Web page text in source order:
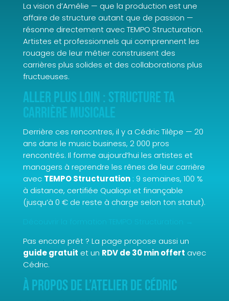
La vision d’Amélie — que la production est une
affaire de structure autant que de passion —
résonne directement avec TEMPO Structuration.
Artistes et professionnels qui comprennent les
rouages de leur métier construisent des
carrières plus solides et des collaborations plus
fructueuses.
Aller plus loin : structure ta
carrière musicale
Derrière ces rencontres, il y a Cédric Tilèpe — 20
ans dans le music business, 2 000 pros
rencontrés. Il forme aujourd’hui les artistes et
managers à reprendre les rênes de leur carrière
avec TEMPO Structuration: 9 semaines, 100 %
à distance, certifiée Qualiopi et finançable
(jusqu’à 0 € de reste à charge selon ton statut).
Pas encore prêt ? La page propose aussi un
guide gratuit et un RDV de 30 min offert avec
Cédric.
À propos de L’Atelier de Cédric